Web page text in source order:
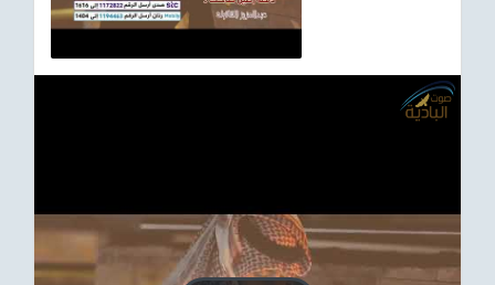
Asian
مناسبات إسلامية
رياضي